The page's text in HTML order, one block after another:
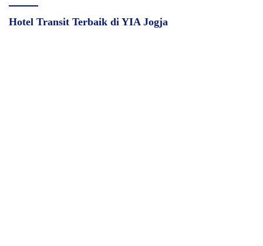
Hotel Transit Terbaik di YIA Jogja